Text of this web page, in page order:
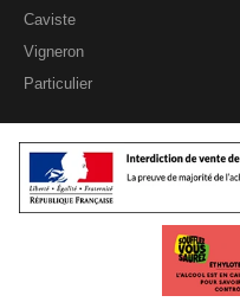
Caviste
Vigneron
Particulier